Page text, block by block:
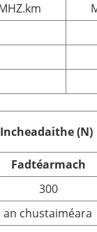
(N)
Fadtéarmach
300
chustaiméara